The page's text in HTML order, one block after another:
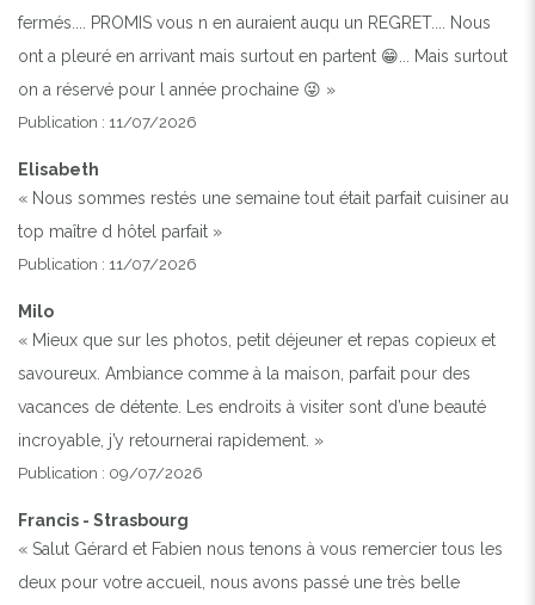
Previous Next
fermés.... PROMIS vous n en auraient auqu un REGRET.... Nous
ont a pleuré en arrivant mais surtout en partent 😁... Mais surtout
on a réservé pour l année prochaine 😜 »
Publication : 11/07/2026
Elisabeth
« Nous sommes restés une semaine tout était parfait cuisiner au
top maître d hôtel parfait »
Publication : 11/07/2026
Milo
« Mieux que sur les photos, petit déjeuner et repas copieux et
savoureux. Ambiance comme à la maison, parfait pour des
vacances de détente. Les endroits à visiter sont d’une beauté
incroyable, j’y retournerai rapidement. »
Publication : 09/07/2026
Francis - Strasbourg
« Salut Gérard et Fabien nous tenons à vous remercier tous les
deux pour votre accueil, nous avons passé une très belle